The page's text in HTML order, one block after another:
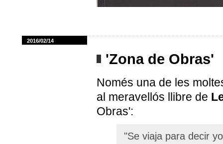
2016/02/14
'Zona de Obras'
Només una de les
al meravellós llibre de
Obras':
"Se viaja para decir